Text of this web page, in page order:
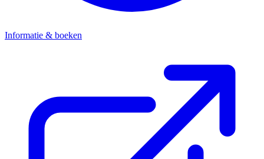
Informatie & boeken